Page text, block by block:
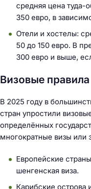
средняя цена туда-
350 евро, в
Отели и хостелы:
50 до 150 евро. В
300 евро и выше,
Визовые правила
В 2025 году в
стран упростили
определённых
многократные визы или
Европейские
шенгенская виза.
Карибские острова